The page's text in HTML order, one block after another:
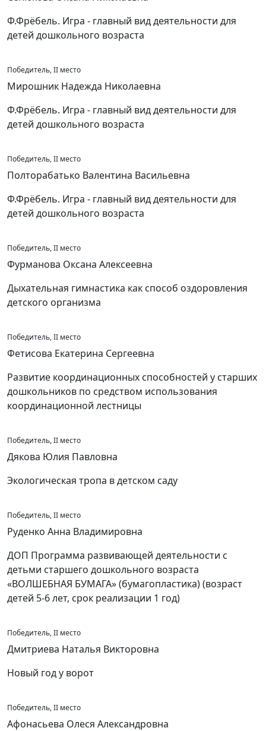
Ф.Фрёбель. Игра - главный вид деятельности для
детей дошкольного возраста
Победитель, II место
Мирошник Надежда Николаевна
Ф.Фрёбель. Игра - главный вид деятельности для
детей дошкольного возраста
Победитель, II место
Полторабатько Валентина Васильевна
Ф.Фрёбель. Игра - главный вид деятельности для
детей дошкольного возраста
Победитель, II место
Фурманова Оксана Алексеевна
Дыхательная гимнастика как способ оздоровления
детского организма
Победитель, II место
Фетисова Екатерина Сергеевна
Развитие координационных способностей у старших
дошкольников по средством использования
координационной лестницы
Победитель, II место
Дякова Юлия Павловна
Экологическая тропа в детском саду
Победитель, II место
Руденко Анна Владимировна
ДОП Программа развивающей деятельности с
детьми старшего дошкольного возраста
«ВОЛШЕБНАЯ БУМАГА» (бумагопластика) (возраст
детей 5-6 лет, срок реализации 1 год)
Победитель, II место
Дмитриева Наталья Викторовна
Новый год у ворот
Победитель, II место
Афонасьева Олеся Александровна